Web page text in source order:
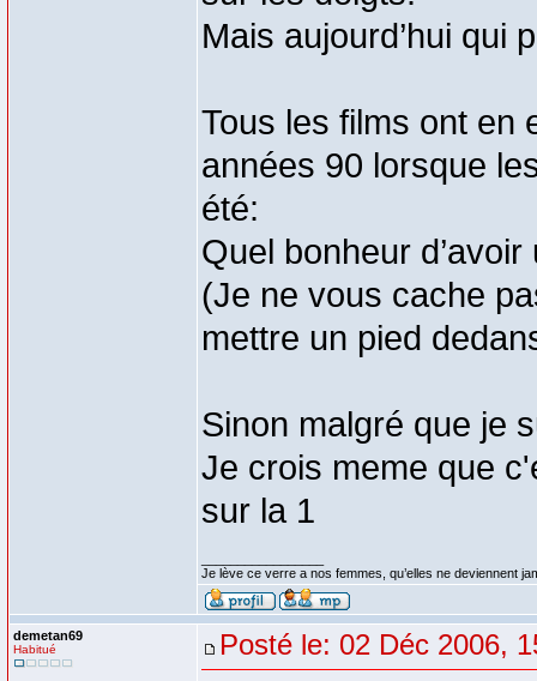
Mais aujourd’hui qui
Tous les films ont en
années 90 lorsque
été:
Quel bonheur
(Je ne vous cache
mettre un pied
Sinon malgré que je
Je crois meme que
sur la 1
Je lève ce verre a nos femmes, qu’elles ne deviennent
demetan69
Habitué Posté le: 02 Déc 2006,